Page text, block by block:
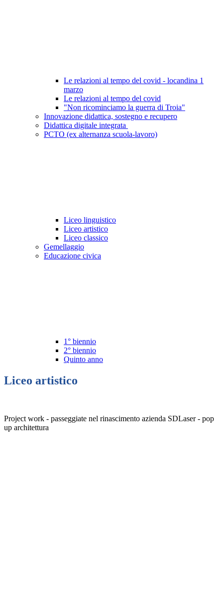
Le relazioni al tempo del covid - locandina 1
marzo
Le relazioni al tempo del covid
"Non ricominciamo la guerra di Troia"
Innovazione didattica, sostegno e recupero
Didattica digitale integrata
PCTO (ex alternanza scuola-lavoro)
Liceo linguistico
Liceo artistico
Liceo classico
Gemellaggio
Educazione civica
1° biennio
2° biennio
Quinto anno
Liceo artistico
Project work - passeggiate nel rinascimento azienda SDLaser - pop
up architettura